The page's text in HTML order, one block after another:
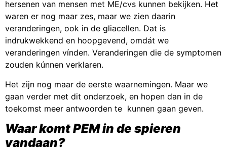
hersenen van mensen met ME/cvs kunnen bekijken. Het
waren er nog maar zes, maar we zien daarin
veranderingen, ook in de gliacellen. Dat is
indrukwekkend en hoopgevend, omdát we
veranderingen vínden. Veranderingen die de symptomen
zouden kúnnen verklaren.
Het zijn nog maar de eerste waarnemingen. Maar we
gaan verder met dit onderzoek, en hopen dan in de
toekomst meer antwoorden te kunnen gaan geven.
Waar komt PEM in de spieren
vandaan?